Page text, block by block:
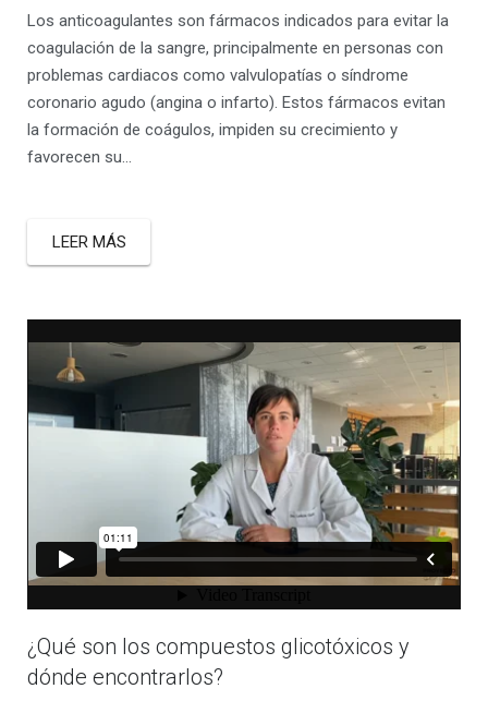
Los anticoagulantes son fármacos indicados para evitar la
coagulación de la sangre, principalmente en personas con
problemas cardiacos como valvulopatías o síndrome
coronario agudo (angina o infarto). Estos fármacos evitan
la formación de coágulos, impiden su crecimiento y
favorecen su…
LEER MÁS
¿Qué son los compuestos glicotóxicos y
dónde encontrarlos?